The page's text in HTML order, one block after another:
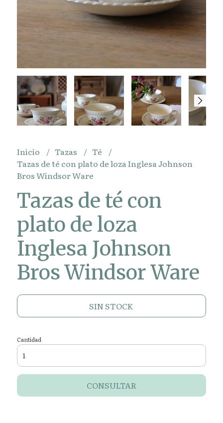
Inicio Tazas
Té
Tazas de té con plato de loza Inglesa Johnson
Bros Windsor Ware
Tazas de té con
plato de loza
Inglesa Johnson
Bros Windsor Ware
SIN STOCK
Cantidad
CONSULTAR